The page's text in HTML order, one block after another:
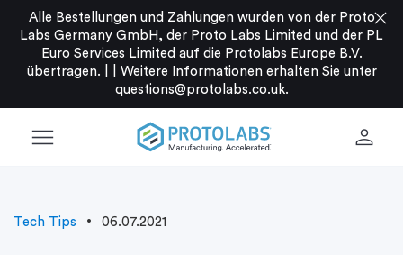
Alle Bestellungen und Zahlungen wurden von der Proto
Labs Germany GmbH, der Proto Labs Limited und der PL
Euro Services Limited auf die Protolabs Europe B.V.
übertragen. |
Weitere Informationen erhalten Sie unter
questions@protolabs.co.uk.
close
menu person
Tech Tips 06.07.2021